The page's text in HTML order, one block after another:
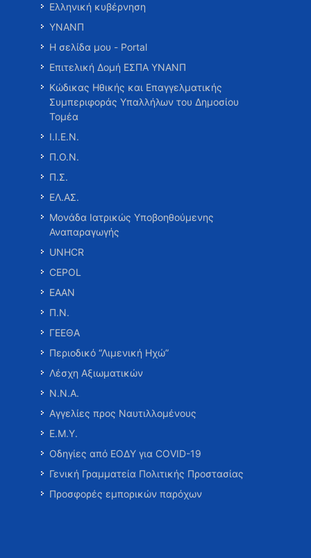
Ελληνική κυβέρνηση
ΥΝΑΝΠ
Η σελίδα μου - Portal
Επιτελική Δομή ΕΣΠΑ ΥΝΑΝΠ
Κώδικας Ηθικής και Επαγγελματικής
Συμπεριφοράς Υπαλλήλων του Δημοσίου
Τομέα
Ι.Ι.Ε.Ν.
Π.Ο.Ν.
Π.Σ.
ΕΛ.ΑΣ.
Μονάδα Ιατρικώς Υποβοηθούμενης
Αναπαραγωγής
UNHCR
CEPOL
ΕΑΑΝ
Π.Ν.
ΓΕΕΘΑ
Περιοδικό “Λιμενική Ηχώ”
Λέσχη Αξιωματικών
Ν.Ν.Α.
Αγγελίες προς Ναυτιλλομένους
Ε.Μ.Υ.
Οδηγίες από ΕΟΔΥ για COVID-19
Γενική Γραμματεία Πολιτικής Προστασίας
Προσφορές εμπορικών παρόχων